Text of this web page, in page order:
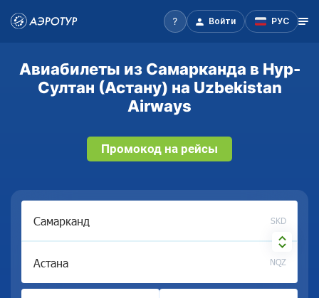
Войти РУС
Авиабилеты из Самарканда в Нур-
Султан (Астану) на Uzbekistan
Airways
Промокод на рейсы
SKD
NQZ